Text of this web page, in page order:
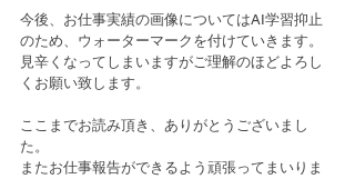
今後、お仕事実績の画像についてはAI学習抑止
のため、ウォーターマークを付けていきます。
見辛くなってしまいますがご理解のほどよろし
くお願い致します。
ここまでお読み頂き、ありがとうございまし
た。
またお仕事報告ができるよう頑張ってまいりま